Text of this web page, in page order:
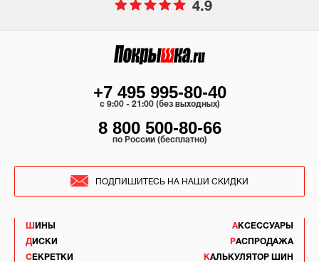
4.9
ШИНЫ
ДИСКИ
СЕКРЕТКИ
АКСЕССУАРЫ
РАСПРОДАЖА
КАЛЬКУЛЯТОР ШИН
+7 495 995-80-40
c 9:00 - 21:00 (без выходных)
8 800 500-80-66
по России (бесплатно)
ПОДПИШИТЕСЬ НА НАШИ СКИДКИ